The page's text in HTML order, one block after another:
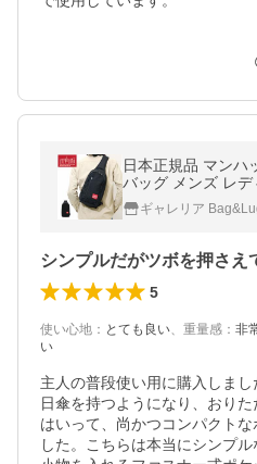
日本正規品 マンハ
バッグ メンズ レデ
e ブランド かっこ
い MP1927
ギャレリア
シンプルだがツボを押さえ
5
使い心地 ： とても良い、 重量感 ： 非
い
主人の普段使い用に購入しま
日傘を持つようになり、おり
はいって、尚かつコンパクト
した。こちらは本当にシンプ